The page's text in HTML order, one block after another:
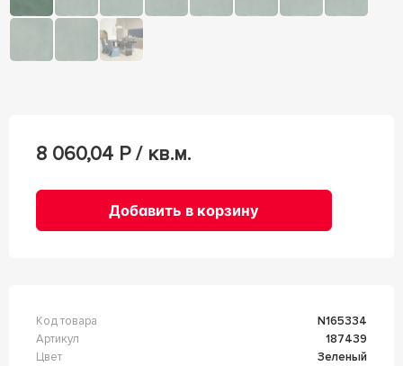
8 060,04 Р / кв.м.
Добавить в корзину
Код товара
n165334
Артикул
187439
Цвет
Зеленый